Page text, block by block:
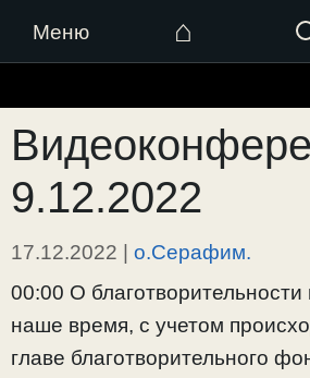
Меню ⌂
к
содержимому
9.12.2022
17.12.2022 | о.Серафим.
00:00 О
наше время, с учетом
главе благотворительного